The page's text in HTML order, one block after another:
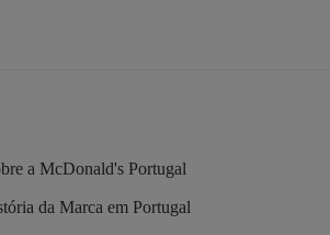
a McDonald's Portugal
da Marca em Portugal